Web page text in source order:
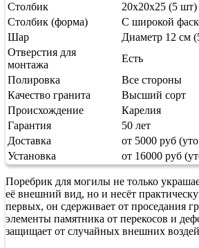
Столбик
20х20х25 (5 шт)
Столбик (форма)
С широкой
Шар
Диаметр 12 см
Отверстия для
монтажа
Есть
Полировка
Все стороны
Качество гранита
Высший сорт
Происхождение
Карелия
Гарантия
50 лет
Доставка
от 5000 руб
Установка
от 16000 руб
Поребрик для могилы не только
её внешний вид, но и несёт
первых, он сдерживает от проседания
элементы памятника от перекосов и
защищает от случайных внешних